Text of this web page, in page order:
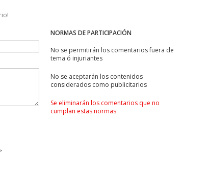
NORMAS DE PARTICIPACIÓN
No se permitirán los comentarios fuera de
tema ó injuriantes
No se aceptarán los contenidos
considerados como publicitarios
Se eliminarán los comentarios que no
cumplan estas normas